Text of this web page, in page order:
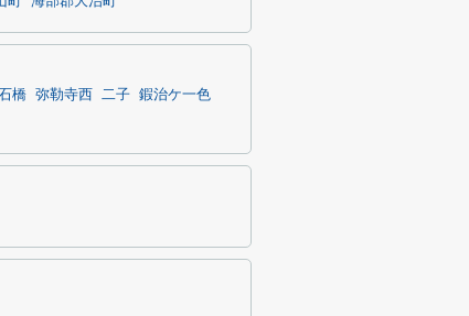
橋 弥勒寺西 二子 鍜治ケ一色